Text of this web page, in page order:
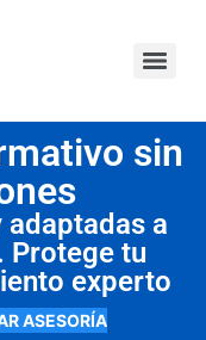
sin
a
Protege tu
experto
ASESORÍA